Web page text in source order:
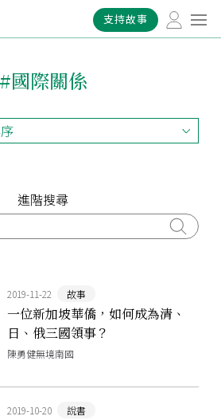
支持故事
#國際關係
進階搜尋
2019-11-22 故事
一位新加坡華僑，如何成為清、
日、俄三國領事？
陳勇健無境南國
2019-10-20 說書